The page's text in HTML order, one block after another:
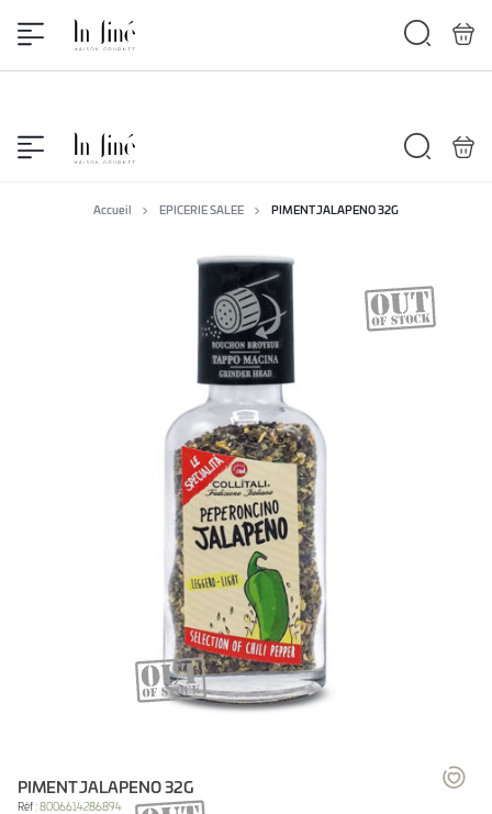
Accueil EPICERIE SALEE PIMENT JALAPENO 32G
PIMENT JALAPENO 32G
Réf : 8006614286894